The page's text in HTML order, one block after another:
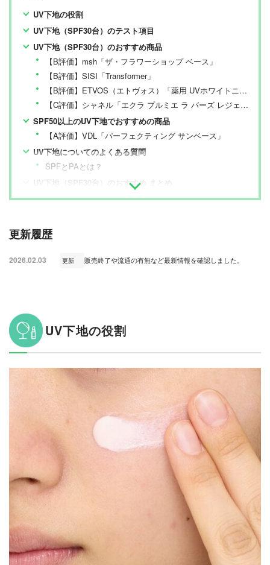
UV下地の役割
UV下地（SPF30台）のテスト項目
UV下地（SPF30台）のおすすめ商品
【B評価】msh「ザ・フラワーショップ ベース」
【B評価】SISI「Transformer」
【B評価】ETVOS（エトヴォス）「薬用 UVホワイトニングクリアセラム（医薬部外品）」
【C評価】シャネル「エクラ プルミエ ラ バーズ レジェール」
SPF50以上のUV下地でおすすめの商品
【A評価】VDL「パーフェクティング サンベース」
UV下地についてのよくある質問
SPFとPAとは？
UV下地（SPF30台）のおすすめ まとめ
更新履歴
2026.02.03 更新 販売終了や流通の有無など最新情報を確認しました。
UV下地の役割